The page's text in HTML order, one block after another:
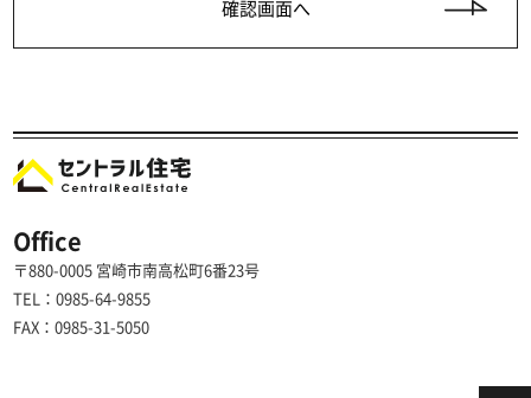
Office
〒880-0005 宮崎市南高松町6番23号
TEL：0985-64-9855
FAX：0985-31-5050